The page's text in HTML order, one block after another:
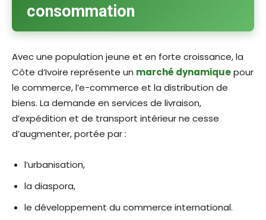
consommation
Avec une population jeune et en forte croissance, la
Côte d’Ivoire représente un marché dynamiquepour
le commerce, l’e-commerce et la distribution de
biens. La demande en services de livraison,
d’expédition et de transport intérieur ne cesse
d’augmenter, portée par :
l’urbanisation,
la diaspora,
le développement du commerce international.